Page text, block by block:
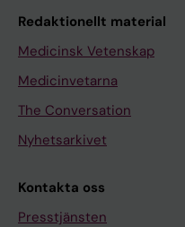
Redaktionellt material
Medicinsk Vetenskap
Medicinvetarna
The Conversation
Nyhetsarkivet
Kontakta oss
Presstjänsten